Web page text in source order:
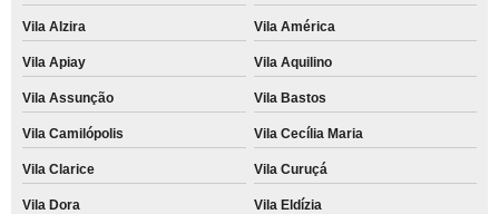
Vila Alzira Vila América
Vila Apiay Vila Aquilino
Vila Assunção Vila Bastos
Vila Camilópolis Vila Cecília Maria
Vila Clarice Vila Curuçá
Vila Dora Vila Eldízia